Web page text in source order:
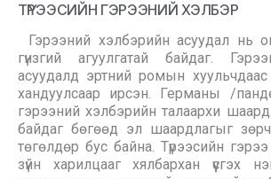
ТҮРЭЭСИЙН ГЭРЭЭНИЙ ХЭЛБЭР
Гэрээний хэлбэрийн асуудал нь
гүнзгий агуулгатай байдаг.
асуудалд эртний ромын хуульчдаас
хандуулсаар ирсэн. Германы /
гэрээний хэлбэрийн талаархи
байдаг бөгөөд эл шаардлагыг
төгөлдөр бус байна. Түрээсийн
зүйн харилцааг хялбархан үүсгэх